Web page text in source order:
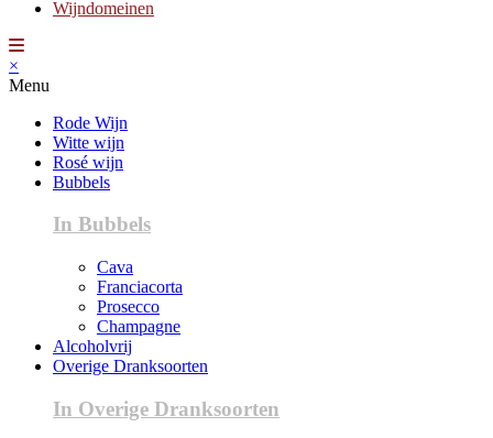
Wijndomeinen
×
Menu
Rode Wijn
Witte wijn
Rosé wijn
Bubbels
In Bubbels
Cava
Franciacorta
Prosecco
Champagne
Alcoholvrij
Overige Dranksoorten
In Overige Dranksoorten